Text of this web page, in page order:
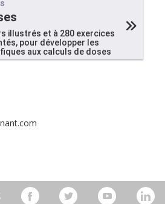
illustrés et à 280 exercices
pour développer les
aux calculs de doses